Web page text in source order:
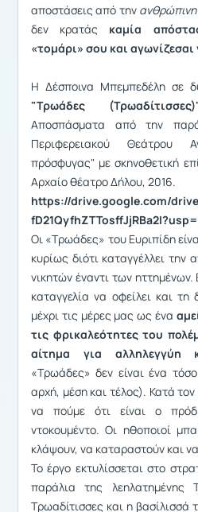
αποστάσεις από την
δεν κρατάς καμία
«τομάρι» σου και αγωνίζεσαι
Η Δέσποινα Μπεμπεδέλη σε
"Τρωάδες
Αποσπάσματα από την
Περιφερειακού Θεάτρου
πρόσφυγας" με σκηνοθετική
Αρχαίο θέατρο Δήλου, 2016.
https://drive.google.com/
Οι «Τρωάδες» του Ευριπίδη
κυρίως διότι καταγγέλλει την
νικητών έναντι των
καταγγελία να οφείλει και τη
μέχρι τις μέρες μας ως ένα
τις φρικαλεότητες του
αίτημα για αλληλεγγύη
«Τρωάδες» δεν είναι ένα
αρχή, μέση και τέλος). Κατά
να πούμε ότι είναι ο
ντοκουμέντο. Οι ηθοποιοί
κλάψουν, να καταραστούν και
Το έργο εκτυλίσσεται στο
παράλια της λεηλατημένης
Τρωαδίτισσες και η βασίλισσά